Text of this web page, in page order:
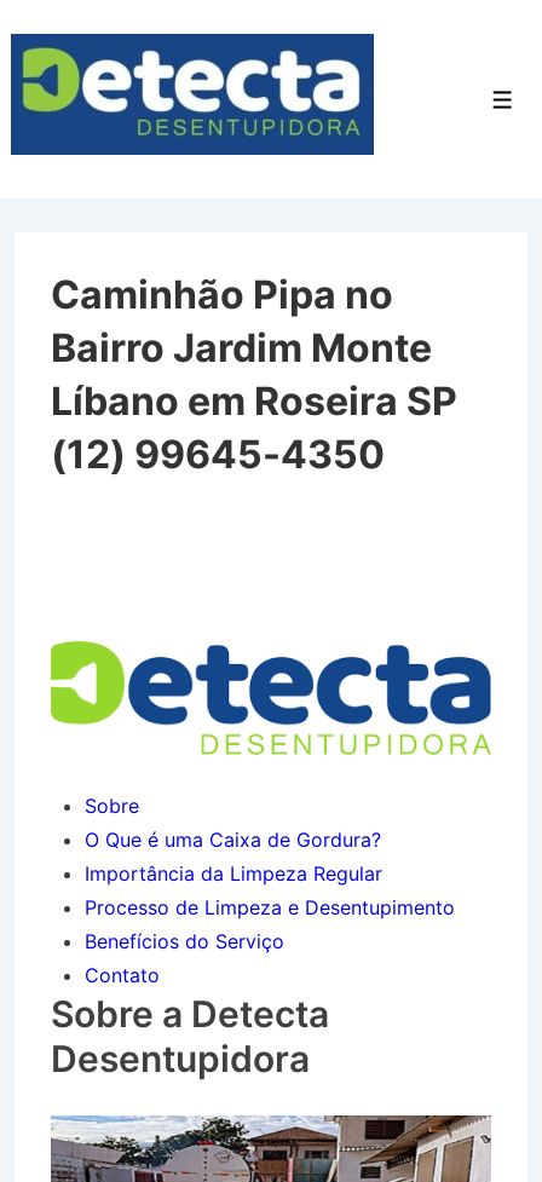
para
Conteúdo
Caminhão Pipa no
Bairro Jardim Monte
Líbano em Roseira SP
(12) 99645-4350
Sobre
O Que é uma Caixa de Gordura?
Importância da Limpeza Regular
Processo de Limpeza e Desentupimento
Benefícios do Serviço
Contato
Sobre a Detecta
Desentupidora